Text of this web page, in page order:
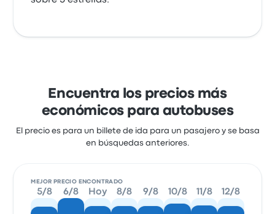
Encuentra los precios más
económicos para autobuses
El precio es para un billete de ida para un pasajero y se basa
en búsquedas anteriores.
MEJOR PRECIO ENCONTRADO
5/8 6/8 Hoy 8/8 9/8 10/8 11/8 12/8